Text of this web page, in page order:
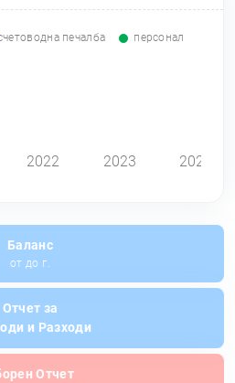
печалба персонал
2022 2023 2024
Баланс
от до г.
Отчет за
и Разходи
Отчет